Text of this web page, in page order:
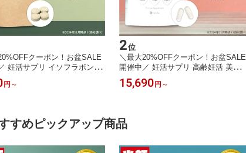
クーポン！お盆SALE
妊活サプリ イソフラボン イ
ル 妊娠 アグリマックス agly
ノジェノール アグリコン型
ール アグリエ 送料無料 日本
30日分
円 ～
2位
＼最大20%OFFクーポン！お盆SALE
開催中／ 妊活サプリ 高齢妊活 美容 N
MN PQQ ミトコンドリアサプリ コエ
ンザイムQ10 ピぺリン 葉酸 ビタミン
製 60粒 30日分
15,690 円 ～
すめピックアップ商品